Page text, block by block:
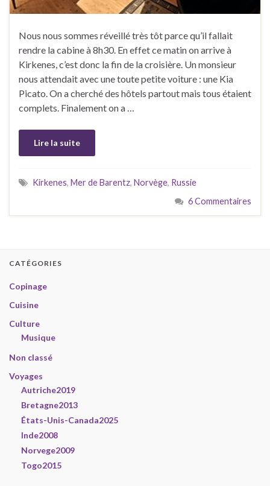
Nous nous sommes réveillé très tôt parce qu’il fallait
rendre la cabine à 8h30. En effet ce matin on arrive à
Kirkenes, c’est donc la fin de la croisière. Un monsieur
nous attendait avec une toute petite voiture : une Kia
Picato. On a cherché des hôtels partout mais tous étaient
complets. Finalement on a …
Lire la suite
Kirkenes, Mer de Barentz, Norvège, Russie
6 Commentaires
CATÉGORIES
Copinage
Cuisine
Culture
Musique
Non classé
Voyages
Autriche2019
Bretagne2013
États-Unis-Canada2025
Inde2008
Norvege2009
Togo2015